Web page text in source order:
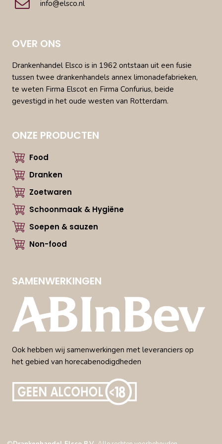
info@elsco.nl
OVER ONS
Drankenhandel Elsco is in 1962 ontstaan uit een fusie
tussen twee drankenhandels annex limonadefabrieken,
te weten Firma Elscot en Firma Confurius, beide
gevestigd in het oude westen van Rotterdam.
ONZE PRODUCTEN
Food
Dranken
Zoetwaren
Schoonmaak & Hygiëne
Soepen & sauzen
Non-food
SAMENWERKINGEN
Ook hebben wij samenwerkingen met leveranciers op
het gebied van horecabenodigdheden